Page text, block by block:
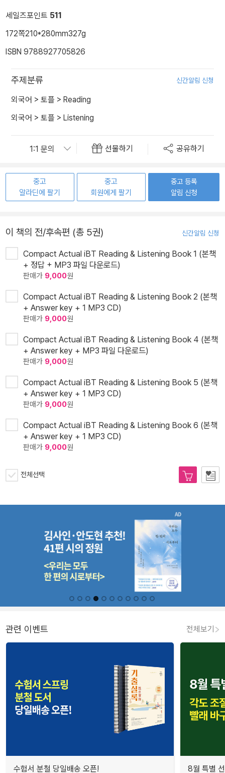
세일즈포인트 511
172쪽210*280mm327g
ISBN 9788927705826
주제분류 신간알림 신청
외국어 > 토플 > Reading
외국어 > 토플 > Listening
선물하기 공유하기
중고
알라딘에 팔기
중고
회원에게 팔기
중고 등록
알림 신청
이 책의 전/후속편 (총 5권) 신간알림 신청
Compact Actual iBT Reading & Listening Book 1 (본책
+ 정답 + MP3 파일 다운로드)
판매가 9,000원
Compact Actual iBT Reading & Listening Book 2 (본책
+ Answer key + 1 MP3 CD)
판매가 9,000원
Compact Actual iBT Reading & Listening Book 4 (본책
+ Answer key + MP3 파일 다운로드)
판매가 9,000원
Compact Actual iBT Reading & Listening Book 5 (본책
+ Answer key + 1 MP3 CD)
판매가 9,000원
Compact Actual iBT Reading & Listening Book 6 (본책
+ Answer key + 1 MP3 CD)
판매가 9,000원
전체선택
관련 이벤트 전체보기
수험서 분철 당일배송 오픈! 8월 특별